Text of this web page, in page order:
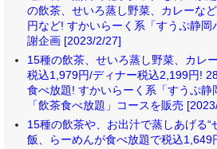
の飲茶、せいろ蒸し野菜、カレーな
円など! すかいらーく系「すうぷ静
謝企画 [2023/2/27]
15種の飲茶、せいろ蒸し野菜、カレ
税込1,979円/ディナー税込2,199円!
食べ放題! すかいらーく系「すうぷ静
「飲茶食べ放題」コースを販売
15種の飲茶や、お出汁で蒸しあげる“
飯、らーめんが食べ放題で税込1,649